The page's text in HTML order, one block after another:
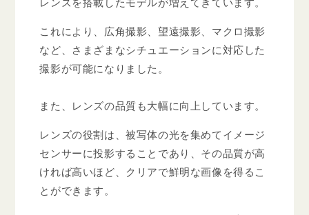
レンズを搭載したモデルが増えてきています。
これにより、広角撮影、望遠撮影、マクロ撮影
など、さまざまなシチュエーションに対応した
撮影が可能になりました。
また、レンズの品質も大幅に向上しています。
レンズの役割は、被写体の光を集めてイメージ
センサーに投影することであり、その品質が高
ければ高いほど、クリアで鮮明な画像を得るこ
とができます。